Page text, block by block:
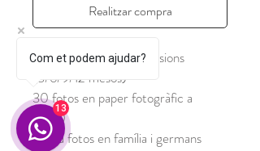
Realitzar compra
Seguiment de 4 minisessions
(3/6/9/12 mesos)
30 fotos en paper fotogràfic a
15x20
Inclou fotos en família i germans
Com et podem ajudar?
13